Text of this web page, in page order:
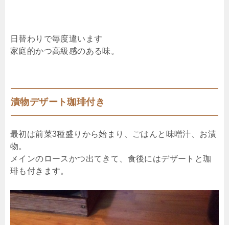
日替わりで毎度違います
家庭的かつ高級感のある味。
漬物デザート珈琲付き
最初は前菜3種盛りから始まり、ごはんと味噌汁、お漬
物。
メインのロースかつ出てきて、食後にはデザートと珈
琲も付きます。